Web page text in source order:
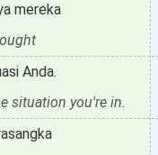
mereka
Anda.
situation you're in.